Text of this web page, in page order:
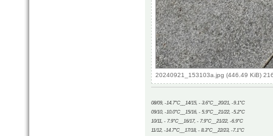
20240921_153103a.jpg (446.49 KiB)
08/09, -14.7°C__14/15, - 3.6°C__20/21, -9.1°C
09/10, -10.0°C__15/16, - 5.9°C__21/22, -5.2°C
10/11, - 7.9°C__16/17, - 7.9°C__21/22, -6.9°C
11/12, -14.7°C__17/18, - 8.3°C__22/23, -7.1°C